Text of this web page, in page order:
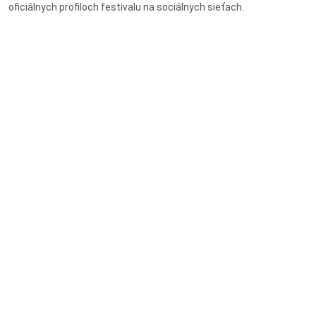
oficiálnych profiloch festivalu na sociálnych sieťach.